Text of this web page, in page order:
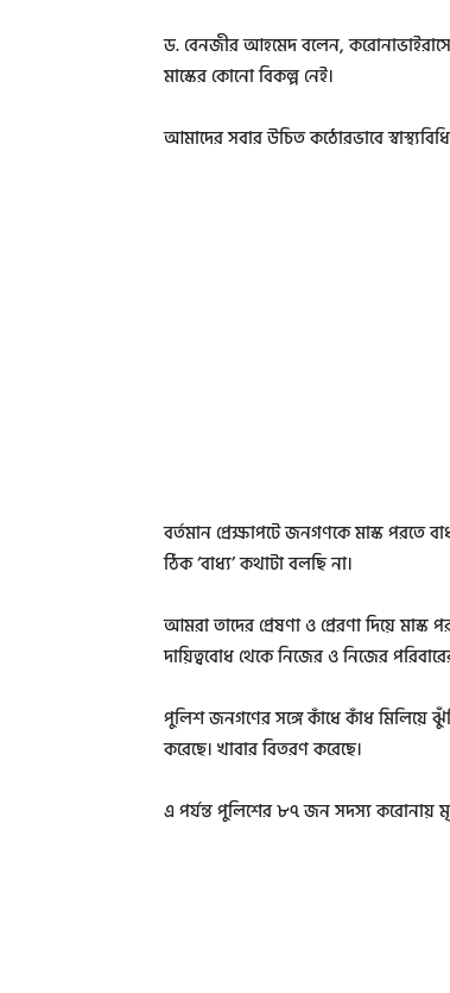
ড. বেনজীর আহমেদ বলেন,
মাস্কের কোনো বিকল্প নেই।
আমাদের সবার উচিত কঠোরভাবে
বর্তমান প্রেক্ষাপটে জনগণকে মাস্ক পরতে
ঠিক ‘বাধ্য’ কথাটা বলছি না।
আমরা তাদের প্রেষণা ও প্রেরণা দিয়ে মাস্ক
দায়িত্ববোধ থেকে নিজের ও নিজের
পুলিশ জনগণের সঙ্গে কাঁধে কাঁধ মিলিয়ে
করেছে। খাবার বিতরণ করেছে।
এ পর্যন্ত পুলিশের ৮৭ জন সদস্য করোনায়